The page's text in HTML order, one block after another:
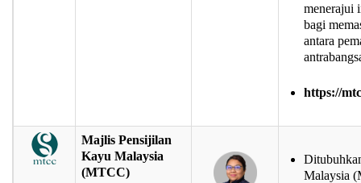
menerajui
bagi
antara
https://
Majlis Pensijilan
Kayu Malaysia
(MTCC)
Malaysia